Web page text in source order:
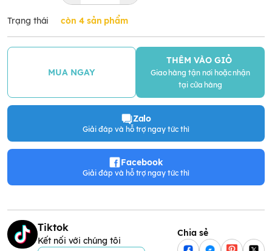
Trạng thái còn 4 sản phẩm
MUA NGAY
THÊM VÀO GIỎ
Giao hàng tận nơi hoặc nhận
tại cửa hàng
Zalo
Giải đáp và hỗ trợ ngay tức thì
Facebook
Giải đáp và hỗ trợ ngay tức thì
Tiktok
Kết nối với chúng tôi
Chia sẻ